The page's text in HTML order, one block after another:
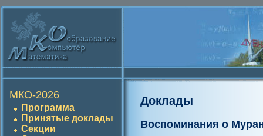
МКО-2026
Программа
Принятые доклады
Секции
Доклады
Воспоминания о